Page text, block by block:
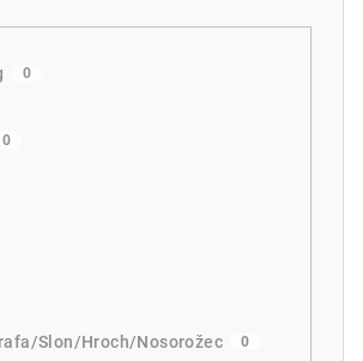
0
0
Slon/Hroch/Nosorožec 0